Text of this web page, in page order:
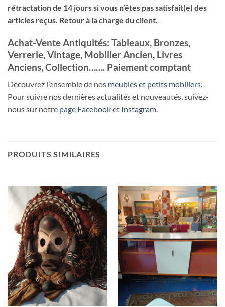
rétractation de 14 jours si vous n’êtes pas satisfait(e) des
articles reçus. Retour à la charge du client.
Achat-Vente Antiquités: Tableaux, Bronzes,
Verrerie, Vintage, Mobilier Ancien, Livres
Anciens, Collection……. Paiement comptant
Découvrez l’ensemble de nos meubles et petits mobiliers.
Pour suivre nos dernières actualités et nouveautés, suivez-
nous sur notre page Facebooket Instagram.
PRODUITS SIMILAIRES
RUPTURE DE STOCK RUPTURE DE STOCK